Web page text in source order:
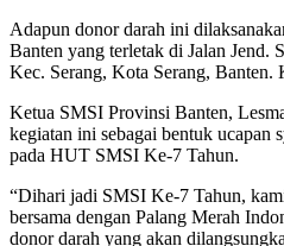
Adapun donor darah ini
Banten yang terletak di Jalan Jend.
Kec. Serang, Kota Serang, Banten.
Ketua SMSI Provinsi Banten,
kegiatan ini sebagai bentuk ucapan
pada HUT SMSI Ke-7 Tahun.
“Dihari jadi SMSI Ke-7 Tahun,
bersama dengan Palang Merah
donor darah yang akan